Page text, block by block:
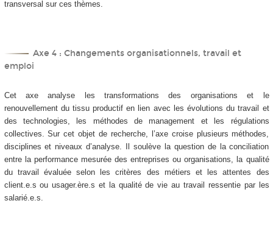
transversal sur ces thèmes.
Axe 4 : Changements organisationnels, travail et
emploi
Cet axe analyse les transformations des organisations et le
renouvellement du tissu productif en lien avec les évolutions du travail et
des technologies, les méthodes de management et les régulations
collectives. Sur cet objet de recherche, l’axe croise plusieurs méthodes,
disciplines et niveaux d’analyse. Il soulève la question de la conciliation
entre la performance mesurée des entreprises ou organisations, la qualité
du travail évaluée selon les critères des métiers et les attentes des
client.e.s ou usager.ère.s et la qualité de vie au travail ressentie par les
salarié.e.s.